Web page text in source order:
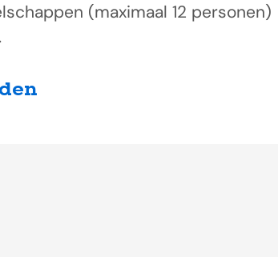
(maximaal 12 personen)